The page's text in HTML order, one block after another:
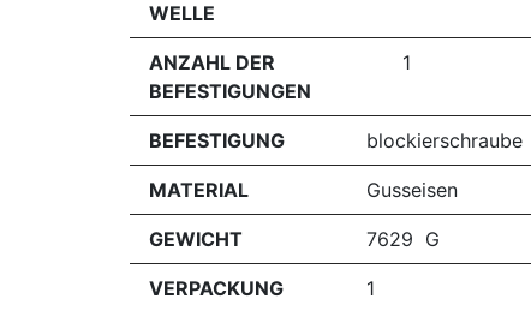
WELLE
ANZAHL DER
BEFESTIGUNGEN
1
BEFESTIGUNG blockierschraube
MATERIAL Gusseisen
GEWICHT 7629 G
VERPACKUNG 1